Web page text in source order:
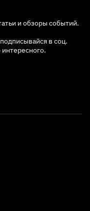
и обзоры событий.
в соц.